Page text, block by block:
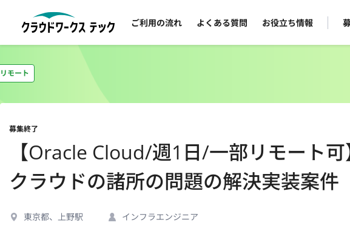
ご利用の流れ よくある質問 お役立ち情報
モート
募集終了
【Oracle Cloud/週1日/一部リモート
クラウドの諸所の問題の解決実装案件
東京都、上野駅 インフラエンジニア